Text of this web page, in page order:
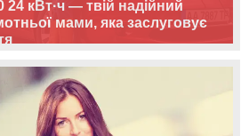
24 кВт·ч — твій надійний
мами, яка заслуговує